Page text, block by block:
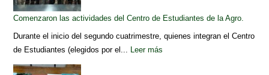
Comenzaron las actividades del Centro de Estudiantes de la Agro.
Durante el inicio del segundo cuatrimestre, quienes integran el Centro
de Estudiantes (elegidos por el... Leer más